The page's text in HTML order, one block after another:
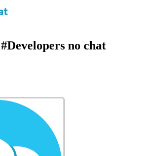
#Developers no chat